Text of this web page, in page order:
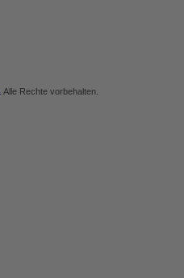
. Alle Rechte vorbehalten.